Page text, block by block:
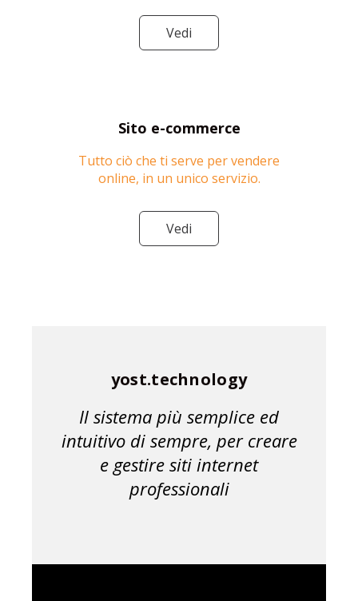
Vedi
Sito e-commerce
Tutto ciò che ti serve per vendere
online, in un unico servizio.
Vedi
yost.technology
Il sistema più semplice ed
intuitivo di sempre, per creare
e gestire siti internet
professionali